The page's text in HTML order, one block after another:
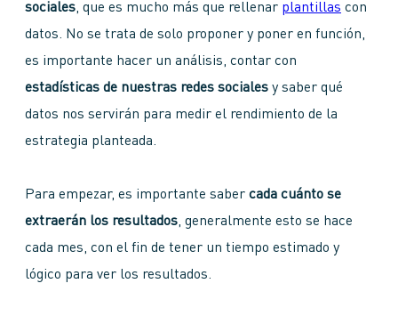
sociales, que es mucho más que rellenar plantillas con
datos. No se trata de solo proponer y poner en función,
es importante hacer un análisis, contar con
estadísticas de nuestras redes sociales y saber qué
datos nos servirán para medir el rendimiento de la
estrategia planteada.
Para empezar, es importante saber cada cuánto se
extraerán los resultados, generalmente esto se hace
cada mes, con el fin de tener un tiempo estimado y
lógico para ver los resultados.